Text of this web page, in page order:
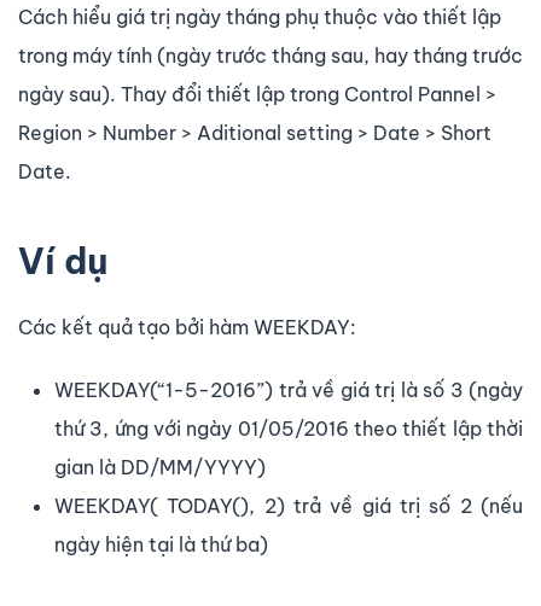
Cách hiểu giá trị ngày tháng phụ thuộc vào thiết lập
trong máy tính (ngày trước tháng sau, hay tháng trước
ngày sau). Thay đổi thiết lập trong Control Pannel >
Region > Number > Aditional setting > Date > Short
Date.
Ví dụ
Các kết quả tạo bởi hàm WEEKDAY:
WEEKDAY(“1-5-2016”) trả về giá trị là số 3 (ngày
thứ 3, ứng với ngày 01/05/2016 theo thiết lập thời
gian là DD/MM/YYYY)
WEEKDAY( TODAY(), 2) trả về giá trị số 2 (nếu
ngày hiện tại là thứ ba)